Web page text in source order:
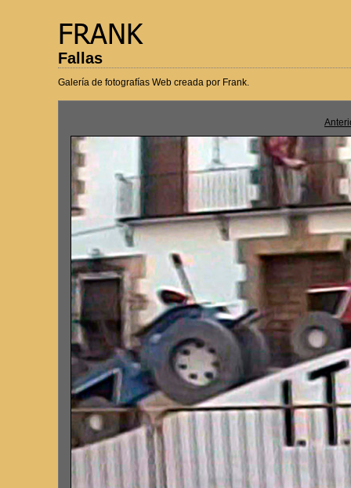
Fallas
Galería de fotografías Web creada por Frank.